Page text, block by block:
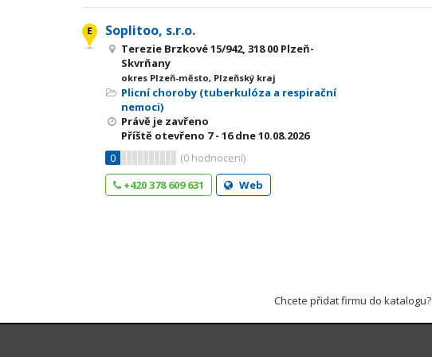
Soplitoo, s.r.o.
Terezie Brzkové 15/942, 318 00 Plzeň-
Skvrňany
okres Plzeň-město, Plzeňský kraj
Plicní choroby (tuberkulóza a respirační
nemoci)
Právě je zavřeno
Příště otevřeno 7 - 16dne 10.08.2026
0
(0 hodnocení)
+420 378 609 631
Web
Chcete přidat firmu do katalogu?